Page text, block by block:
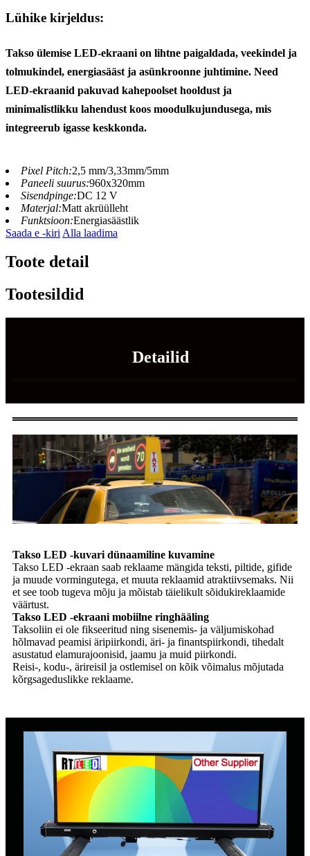
Lühike kirjeldus:
Takso ülemise LED-ekraani on lihtne paigaldada, veekindel ja
tolmukindel, energiasääst ja asünkroonne juhtimine. Need
LED-ekraanid pakuvad kahepoolset hooldust ja
minimalistlikku lahendust koos moodulkujundusega, mis
integreerub igasse keskkonda.
Pixel Pitch:2,5 mm/3,33mm/5mm
Paneeli suurus:960x320mm
Sisendpinge:DC 12 V
Materjal:Matt akrüülleht
Funktsioon:Energiasäästlik
Saada e -kiri Alla laadima
Toote detail
Tootesildid
Detailid
Takso LED -kuvari dünaamiline kuvamine
Takso LED -ekraan saab reklaame mängida teksti, piltide, gifide
ja muude vormingutega, et muuta reklaamid atraktiivsemaks. Nii
et see toob tugeva mõju ja mõistab täielikult sõidukireklaamide
väärtust.
Takso LED -ekraani mobiilne ringhääling
Taksoliin ei ole fikseeritud ning sisenemis- ja väljumiskohad
hõlmavad peamisi äripiirkondi, äri- ja finantspiirkondi, tihedalt
asustatud elamurajoonisid, jaamu ja muid piirkondi.
Reisi-, kodu-, ärireisil ja ostlemisel on kõik võimalus mõjutada
kõrgsageduslikke reklaame.